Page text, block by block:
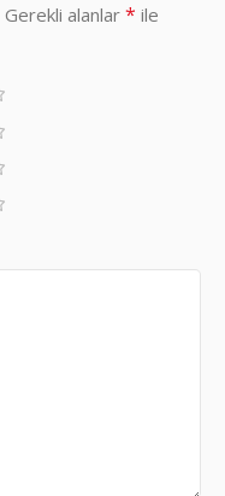
Gerekli alanlar * ile